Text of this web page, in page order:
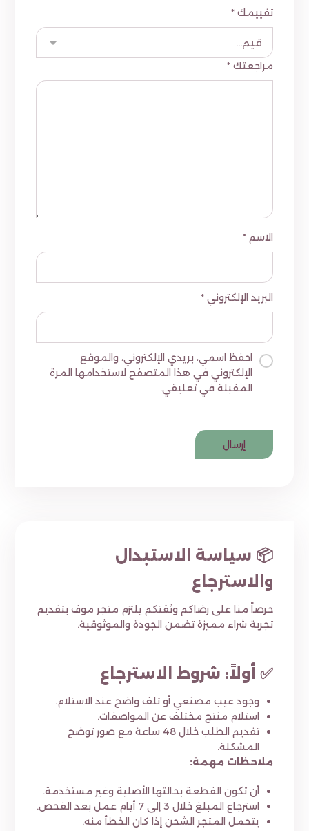
تقييمك*
مراجعتك*
الاسم*
البريد الإلكتروني*
احفظ اسمي، بريدي الإلكتروني، والموقع
الإلكتروني في هذا المتصفح لاستخدامها المرة
المقبلة في تعليقي.
📦 سياسة الاستبدال
والاسترجاع
حرصاً منا على رضاكم وثقتكم يلتزم متجر موف بتقديم
تجربة شراء مميزة تضمن الجودة والموثوقية.
✅ أولاً: شروط الاسترجاع
وجود عيب مصنعي أو تلف واضح عند الاستلام.
استلام منتج مختلف عن المواصفات.
تقديم الطلب خلال 48 ساعة مع صور توضح
المشكلة.
ملاحظات مهمة:
أن تكون القطعة بحالتها الأصلية وغير مستخدمة.
استرجاع المبلغ خلال 3 إلى 7 أيام عمل بعد الفحص.
يتحمل المتجر الشحن إذا كان الخطأ منه.